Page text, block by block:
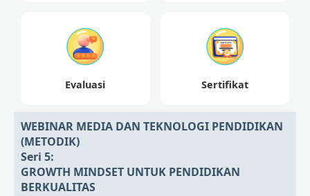
Evaluasi Sertifikat
WEBINAR MEDIA DAN TEKNOLOGI PENDIDIKAN
(METODIK)
Seri 5:
GROWTH MINDSET UNTUK PENDIDIKAN
BERKUALITAS